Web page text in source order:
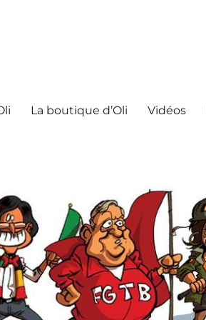
La boutique d’Oli Vidéos